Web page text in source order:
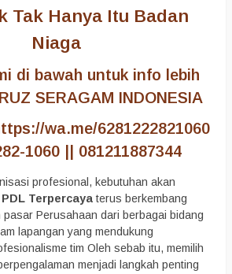
Tak Hanya Itu Badan
Niaga
di bawah untuk info lebih
SERAGAM INDONESIA
wa.me/6281222821060
1060 || 081211887344
profesional, kebutuhan akan
Terpercaya terus berkembang
pasar Perusahaan dari berbagai bidang
lapangan yang mendukung
tim Oleh sebab itu, memilih
menjadi langkah penting